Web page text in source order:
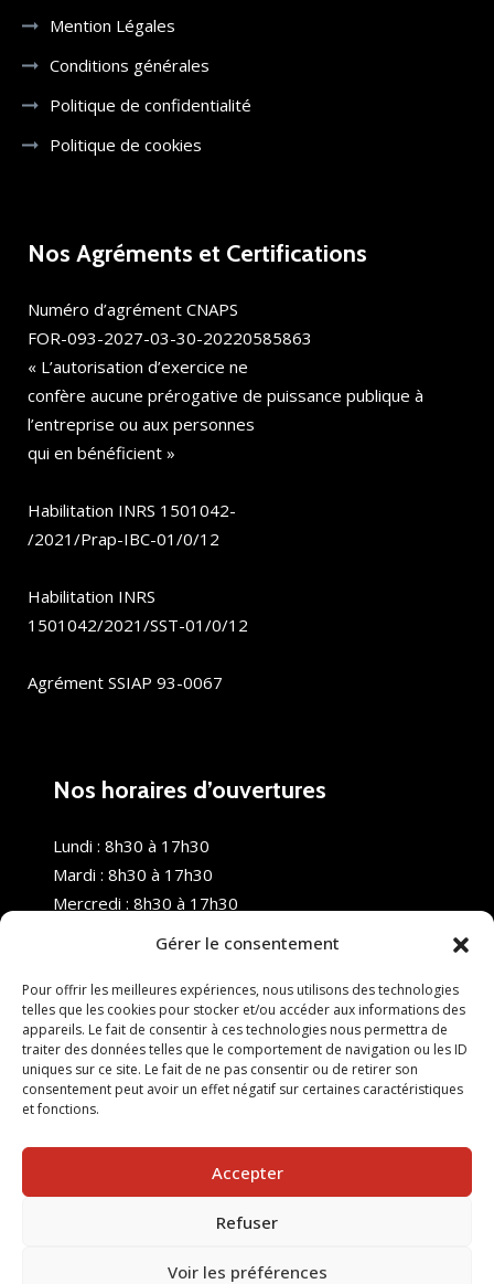
Gérer le consentement
Pour offrir les meilleures expériences, nous utilisons des technologies
telles que les cookies pour stocker et/ou accéder aux informations des
appareils. Le fait de consentir à ces technologies nous permettra de
traiter des données telles que le comportement de navigation ou les ID
uniques sur ce site. Le fait de ne pas consentir ou de retirer son
consentement peut avoir un effet négatif sur certaines caractéristiques
et fonctions.
Accepter
Refuser
Voir les préférences
Mention Légales
Conditions générales
Politique de confidentialité
Politique de cookies
Nos Agréments et Certifications
Numéro d’agrément CNAPS
FOR-093-2027-03-30-20220585863
« L’autorisation d’exercice ne
confère aucune prérogative de puissance publique à
l’entreprise ou aux personnes
qui en bénéficient »
Habilitation INRS 1501042-
/2021/Prap-IBC-01/0/12
Habilitation INRS
1501042/2021/SST-01/0/12
Agrément SSIAP 93-0067
Nos horaires d’ouvertures
Lundi : 8h30 à 17h30
Mardi : 8h30 à 17h30
Mercredi : 8h30 à 17h30
Samedi : Fermé
Dimanche : Fermé
© 2025 Nouvel R Formation - TOUS DROITS RÉSERVÉS -
SITE RÉALISÉ PAR :INGÉNIERIE TECH